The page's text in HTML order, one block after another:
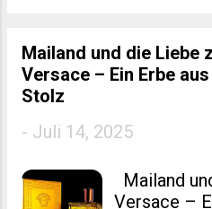
wirtschaftlich eng mit
verzahnt wurde. Für
spezialisierten Blogs zu
europäischer
diese Aspekte
historisch, praktisch
die über die reine
Mailand und die Liebe
Versace – Ein Erbe
Stolz
- Juli 14, 2025
Mailand
Versace –